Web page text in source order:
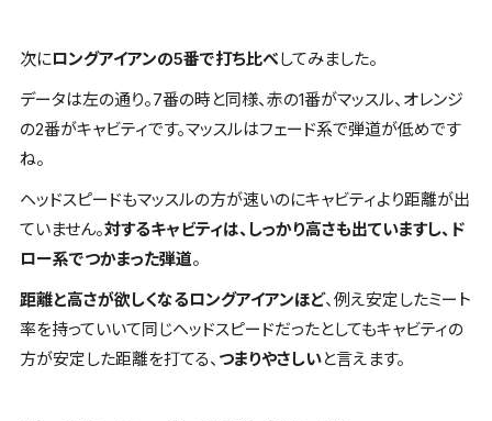
次にロングアイアンの5番で打ち比べしてみました。
データは左の通り。7番の時と同様、赤の1番がマッスル、 オレンジ
の2番がキャビティです。マッスルはフェード系で弾道が低めです
ね。
ヘッドスピードもマッスルの方が速いのにキャビティより距離が出
ていません。対するキャビティは、しっかり高さも出ていますし、ド
ロー系でつかまった弾道。
距離と高さが欲しくなるロングアイアンほど、例え安定したミート
率を持っていいて同じヘッドスピードだったとしてもキャビティの
方が安定した距離を打てる、 つまりやさしいと言えます。